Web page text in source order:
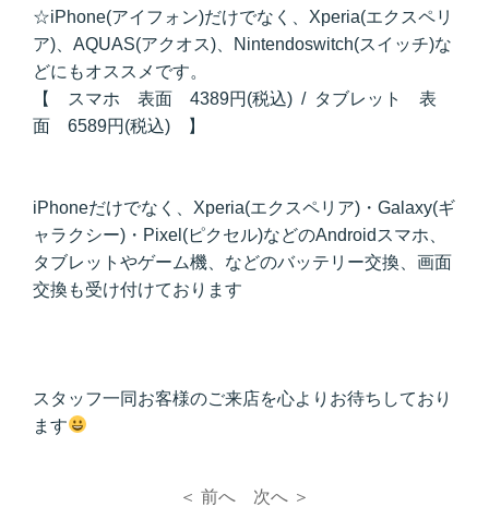
☆iPhone(アイフォン)だけでなく、Xperia(エクスペリ
ア)、AQUAS(アクオス)、Nintendoswitch(スイッチ)な
どにもオススメです。
【 スマホ 表面 4389円(税込) / タブレット 表
面 6589円(税込) 】
iPhoneだけでなく、Xperia(エクスペリア)・Galaxy(ギ
ャラクシー)・Pixel(ピクセル)などのAndroidスマホ、
タブレットやゲーム機、などのバッテリー交換、画面
交換も受け付けております
スタッフ一同お客様のご来店を心よりお待ちしており
ます
＜ 前へ 次へ ＞